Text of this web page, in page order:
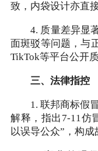
致，内袋设计亦直
4. 质量差异显著
面斑驳等问题，与
TikTok等平台公开
三、法律指控
1. 联邦商标假冒
解释，指出7-11仿
以误导公众”，构成